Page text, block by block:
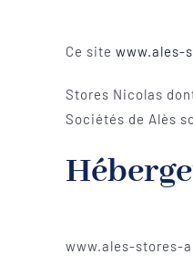
Ce site www.ales-
Stores Nicolas
Sociétés de Alès
www.ales-stores-